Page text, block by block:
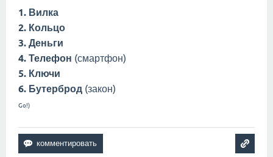
1. Вилка
2. Кольцо
3. Деньги
4. Телефон (смартфон)
5. Ключи
6. Бутерброд (закон)
Go!)